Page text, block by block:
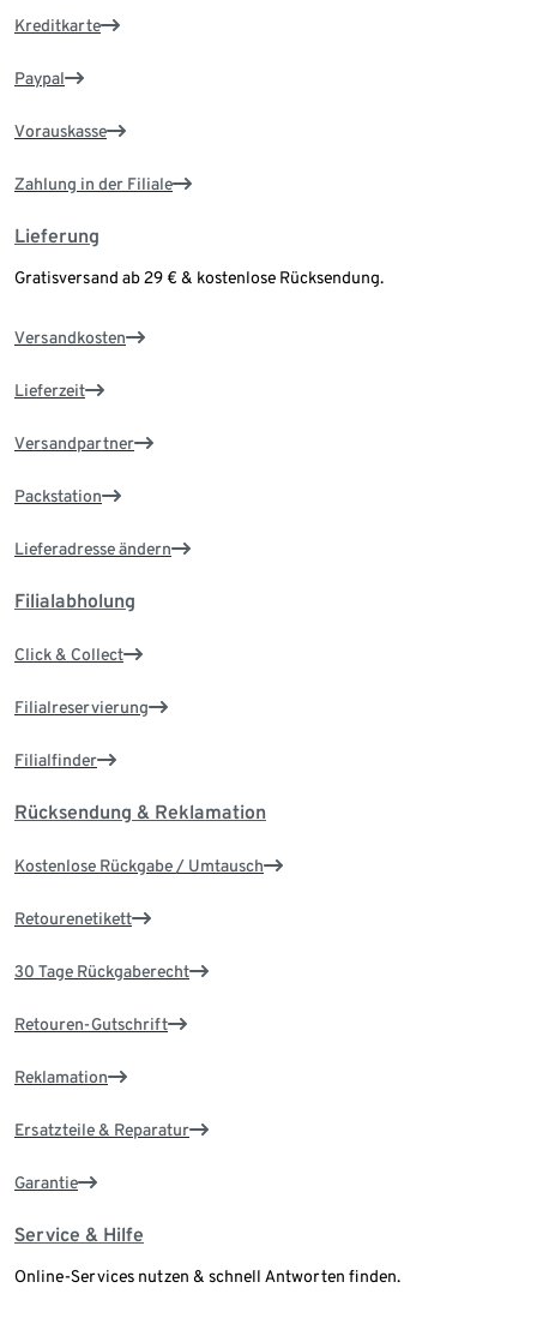
Kreditkarte
Paypal
Vorauskasse
Zahlung in der Filiale
Lieferung
Gratisversand ab 29 € & kostenlose Rücksendung.
Versandkosten
Lieferzeit
Versandpartner
Packstation
Lieferadresse ändern
Filialabholung
Click & Collect
Filialreservierung
Filialfinder
Rücksendung & Reklamation
Kostenlose Rückgabe / Umtausch
Retourenetikett
30 Tage Rückgaberecht
Retouren-Gutschrift
Reklamation
Ersatzteile & Reparatur
Garantie
Service & Hilfe
Online-Services nutzen & schnell Antworten finden.